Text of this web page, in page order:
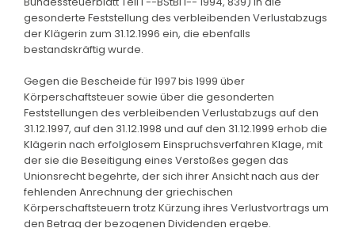
gesonderte Feststellung des verbleibenden Verlustabzugs
der Klägerin zum 31.12.1996 ein, die ebenfalls
bestandskräftig wurde.
Gegen die Bescheide für 1997 bis 1999 über
Körperschaftsteuer sowie über die gesonderten
Feststellungen des verbleibenden Verlustabzugs auf den
31.12.1997, auf den 31.12.1998 und auf den 31.12.1999 erhob die
Klägerin nach erfolglosem Einspruchsverfahren Klage, mit
der sie die Beseitigung eines Verstoßes gegen das
Unionsrecht begehrte, der sich ihrer Ansicht nach aus der
fehlenden Anrechnung der griechischen
Körperschaftsteuern trotz Kürzung ihres Verlustvortrags um
den Betrag der bezogenen Dividenden ergebe.